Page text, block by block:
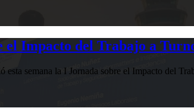
Impacto del Trabajo a
esta semana la I Jornada sobre el Impacto